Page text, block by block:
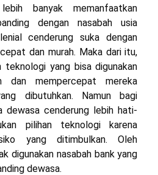
banyak memanfaatkan
dengan nasabah usia
cenderung suka dengan
dan murah. Maka dari itu,
teknologi yang bisa digunakan
dan mempercepat mereka
dibutuhkan. Namun bagi
dewasa cenderung lebih hati-
pilihan teknologi karena
yang ditimbulkan. Oleh
digunakan nasabah bank yang
dewasa.